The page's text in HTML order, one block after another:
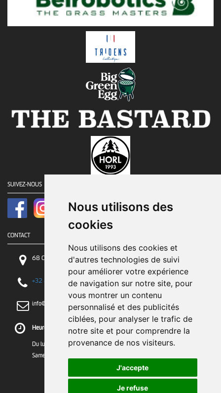
Nous utilisons des
cookies
Nous utilisons des cookies et
d'autres technologies de suivi
pour améliorer votre expérience
de navigation sur notre site, pour
vous montrer un contenu
personnalisé et des publicités
ciblées, pour analyser le trafic de
notre site et pour comprendre la
provenance de nos visiteurs.
J'accepte
Je refuse
SUIVEZ-NOUS
CONTACT
68 Chaussée de Tirlemont, 5030 Gembloux
+32 81 84 84 84
info@greenrobot.be
Heures d'ouverture :
Du lundi au vendredi : 8h30 à 12h - 13h à 17h
Samedi : 9h à 13h